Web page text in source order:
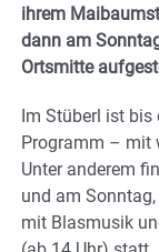
ihrem
dann am
Ortsmitte
Im Stüberl ist
Programm – mit
Unter anderem
und am
mit Blasmusik